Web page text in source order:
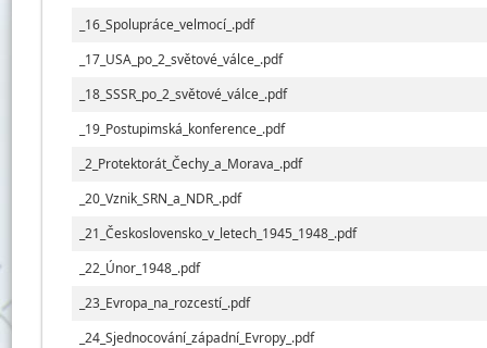
_16_Spolupráce_velmocí_.pdf
_17_USA_po_2_světové_válce_.pdf
_18_SSSR_po_2_světové_válce_.pdf
_19_Postupimská_konference_.pdf
_2_Protektorát_Čechy_a_Morava_.pdf
_20_Vznik_SRN_a_NDR_.pdf
_21_Československo_v_letech_1945_1948_.pdf
_22_Únor_1948_.pdf
_23_Evropa_na_rozcestí_.pdf
_24_Sjednocování_západní_Evropy_.pdf